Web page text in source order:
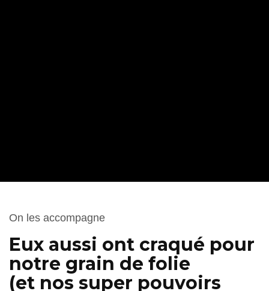
On les accompagne
Eux aussi ont craqué pour
notre grain de folie
(et nos super pouvoirs